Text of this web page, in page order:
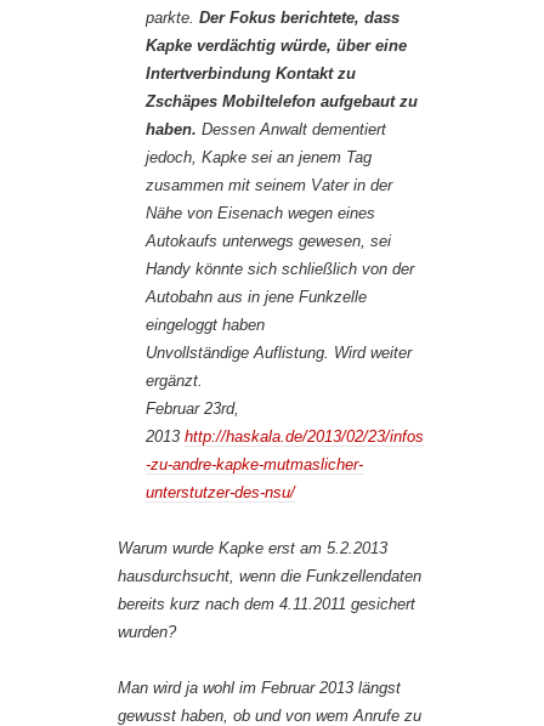
parkte. Der Fokus berichtete, dass
Kapke verdächtig würde, über eine
Intertverbindung Kontakt zu
Zschäpes Mobiltelefon aufgebaut zu
haben. Dessen Anwalt dementiert
jedoch, Kapke sei an jenem Tag
zusammen mit seinem Vater in der
Nähe von Eisenach wegen eines
Autokaufs unterwegs gewesen, sei
Handy könnte sich schließlich von der
Autobahn aus in jene Funkzelle
eingeloggt haben
Unvollständige Auflistung. Wird weiter
ergänzt.
Februar 23rd,
2013 http://haskala.de/2013/02/23/infos
-zu-andre-kapke-mutmaslicher-
unterstutzer-des-nsu/
Warum wurde Kapke erst am 5.2.2013
hausdurchsucht, wenn die Funkzellendaten
bereits kurz nach dem 4.11.2011 gesichert
wurden?
Man wird ja wohl im Februar 2013 längst
gewusst haben, ob und von wem Anrufe zu